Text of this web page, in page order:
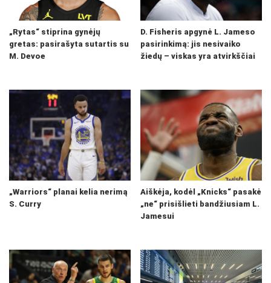
„Rytas“ stiprina gynėjų
gretas: pasirašyta sutartis su
M. Devoe
D. Fisheris apgynė L. Jameso
pasirinkimą: jis nesivaiko
žiedų – viskas yra atvirkščiai
„Warriors“ planai kelia nerimą
S. Curry
Aiškėja, kodėl „Knicks“ pasakė
„ne“ prisišlieti bandžiusiam L.
Jamesui